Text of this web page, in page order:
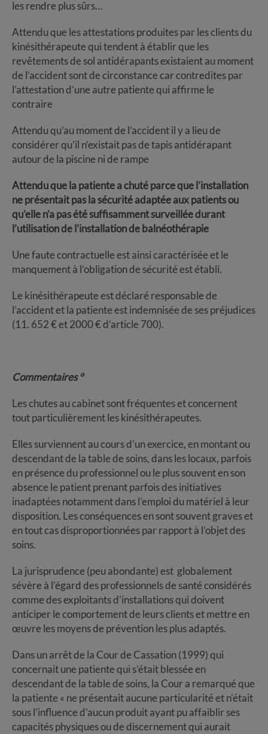
les rendre plus sûrs…
Attendu que les attestations produites par les clients du
kinésithérapeute qui tendent à établir que les
revêtements de sol antidérapants existaient au moment
de l’accident sont de circonstance car contredites par
l’attestation d’une autre patiente qui affirme le
contraire
Attendu qu’au moment de l’accident il y a lieu de
considérer qu’il n’existait pas de tapis antidérapant
autour de la piscine ni de rampe
Attendu que la patiente a chuté parce que l’installation
ne présentait pas la sécurité adaptée aux patients ou
qu’elle n’a pas été suffisamment surveillée durant
l’utilisation de l’installation de balnéothérapie
Une faute contractuelle est ainsi caractérisée et le
manquement à l’obligation de sécurité est établi.
Le kinésithérapeute est déclaré responsable de
l’accident et la patiente est indemnisée de ses préjudices
(11. 652 € et 2000 € d’article 700).
Commentaires °
Les chutes au cabinet sont fréquentes et concernent
tout particulièrement les kinésithérapeutes.
Elles surviennent au cours d’un exercice, en montant ou
descendant de la table de soins, dans les locaux, parfois
en présence du professionnel ou le plus souvent en son
absence le patient prenant parfois des initiatives
inadaptées notamment dans l’emploi du matériel à leur
disposition. Les conséquences en sont souvent graves et
en tout cas disproportionnées par rapport à l’objet des
soins.
La jurisprudence (peu abondante) est globalement
sévère à l’égard des professionnels de santé considérés
comme des exploitants d’installations qui doivent
anticiper le comportement de leurs clients et mettre en
œuvre les moyens de prévention les plus adaptés.
Dans un arrêt de la Cour de Cassation (1999) qui
concernait une patiente qui s’était blessée en
descendant de la table de soins, la Cour a remarqué que
la patiente « ne présentait aucune particularité et n’était
sous l’influence d’aucun produit ayant pu affaiblir ses
capacités physiques ou de discernement qui aurait